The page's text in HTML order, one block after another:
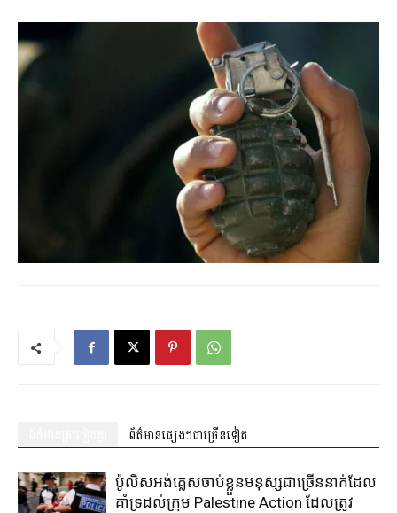
ព័ត៌មានផ្សេងៗជាច្រើនទៀត
ប៉ូលិសអង់គ្លេសចាប់ខ្លួនមនុស្សជាច្រើននាក់ដែល
គាំទ្រដល់ក្រុម Palestine Action ដែលត្រូវ